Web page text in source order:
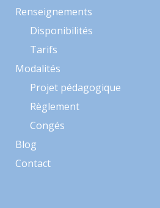
Renseignements
Disponibilités
Tarifs
Modalités
Projet pédagogique
Règlement
Congés
Blog
Contact